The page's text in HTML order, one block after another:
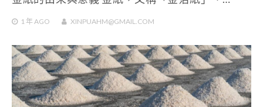
1 年 AGO XINPUAHM@GMAIL.COM